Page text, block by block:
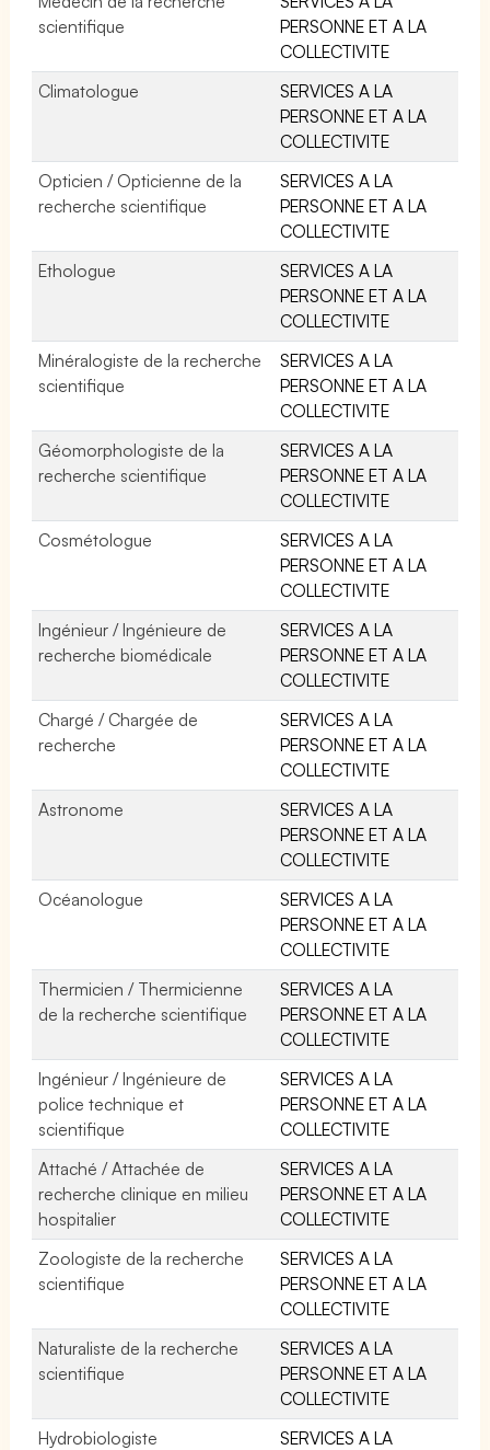
scientifique
PERSONNE ET A LA
COLLECTIVITE
Climatologue
SERVICES A LA
PERSONNE ET A LA
COLLECTIVITE
Opticien / Opticienne de la
recherche scientifique
SERVICES A LA
PERSONNE ET A LA
COLLECTIVITE
Ethologue
SERVICES A LA
PERSONNE ET A LA
COLLECTIVITE
Minéralogiste de la recherche
scientifique
SERVICES A LA
PERSONNE ET A LA
COLLECTIVITE
Géomorphologiste de la
recherche scientifique
SERVICES A LA
PERSONNE ET A LA
COLLECTIVITE
Cosmétologue
SERVICES A LA
PERSONNE ET A LA
COLLECTIVITE
Ingénieur / Ingénieure de
recherche biomédicale
SERVICES A LA
PERSONNE ET A LA
COLLECTIVITE
Chargé / Chargée de
recherche
SERVICES A LA
PERSONNE ET A LA
COLLECTIVITE
Astronome
SERVICES A LA
PERSONNE ET A LA
COLLECTIVITE
Océanologue
SERVICES A LA
PERSONNE ET A LA
COLLECTIVITE
Thermicien / Thermicienne
de la recherche scientifique
SERVICES A LA
PERSONNE ET A LA
COLLECTIVITE
Ingénieur / Ingénieure de
police technique et
scientifique
SERVICES A LA
PERSONNE ET A LA
COLLECTIVITE
Attaché / Attachée de
recherche clinique en milieu
hospitalier
SERVICES A LA
PERSONNE ET A LA
COLLECTIVITE
Zoologiste de la recherche
scientifique
SERVICES A LA
PERSONNE ET A LA
COLLECTIVITE
Naturaliste de la recherche
scientifique
SERVICES A LA
PERSONNE ET A LA
COLLECTIVITE
Hydrobiologiste
SERVICES A LA